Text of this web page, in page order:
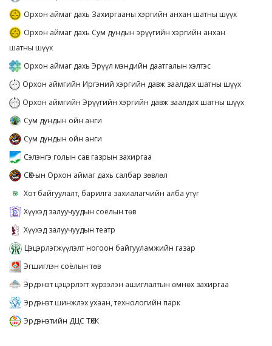
Орхон аймаг дахь Захиргааны хэргийн анхан шатны шүүх
Орхон аймаг дахь Сум дундын эрүүгийн хэргийн анхан
шатны шүүх
Орхон аймаг дахь Эрүүл мэндийн даатгалын хэлтэс
Орхон аймгийн Иргэний хэргийн давж заалдах шатны шүүх
Орхон аймгийн Эрүүгийн хэргийн давж заалдах шатны шүүх
Сум дундын ойн анги
Сум дундын ойн анги
Сэлэнгэ голын сав газрын захиргаа
СӨХ-ын Орхон аймаг дахь салбар зөвлөл
Хот байгуулалт, барилга захиалагчийн алба утүг
Хүүхэд залуучуудын соёлын төв
Хүүхэд залуучуудын театр
Цэцэрлэгжүүлэлт ногоон байгууламжийн газар
Эгшиглэн соёлын төв
Эрдэнэт цэцэрлэгт хүрээлэн ашиглалтын өмнөх захиргаа
Эрдэнэт шинжлэх ухаан, технологийн парк
Эрдэнэтийн ДЦС ТӨХК